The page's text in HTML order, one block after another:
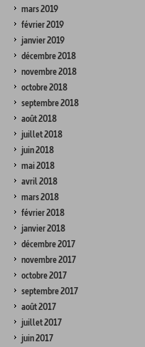
mars 2019
février 2019
janvier 2019
décembre 2018
novembre 2018
octobre 2018
septembre 2018
août 2018
juillet 2018
juin 2018
mai 2018
avril 2018
mars 2018
février 2018
janvier 2018
décembre 2017
novembre 2017
octobre 2017
septembre 2017
août 2017
juillet 2017
juin 2017